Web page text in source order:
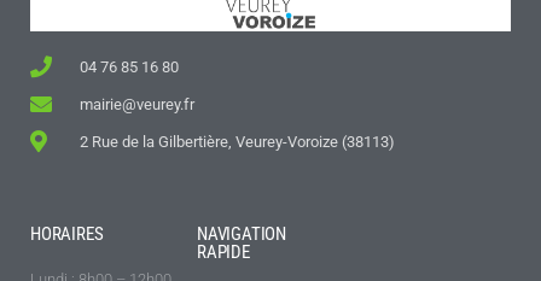
04 76 85 16 80
mairie@veurey.fr
2 Rue de la Gilbertière, Veurey-Voroize (38113)
HORAIRES
NAVIGATION
RAPIDE